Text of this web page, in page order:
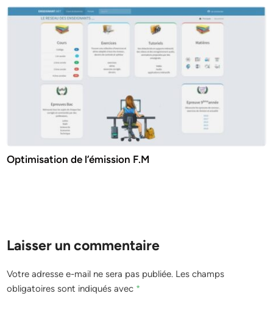
Optimisation de l’émission F.M
Laisser un commentaire
Votre adresse e-mail ne sera pas publiée. Les champs
obligatoires sont indiqués avec *